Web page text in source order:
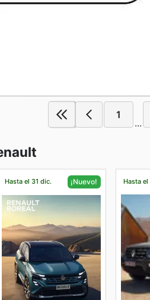
1
...
Hasta el 31 dic. ¡Nuevo! Hasta el